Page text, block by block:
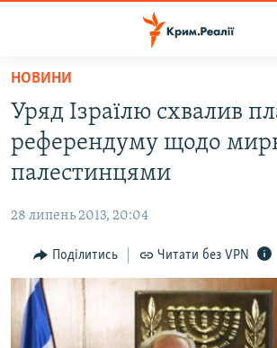
Перейти
основного
матеріалу
Перейти
до
основної
Перейти
до
пошуку
ВОДА.КРИМ
ВІДЕО ТА ФОТО
БЛОГИ
ПОГЛЯД
ІНТЕРВ'Ю
ВСЕ ЗА ДЕНЬ
НОВИНИ
Уряд Ізраїлю схвалив
референдуму щодо
палестинцями
28 липень 2013, 20:04
Поділитись Читати без VPN